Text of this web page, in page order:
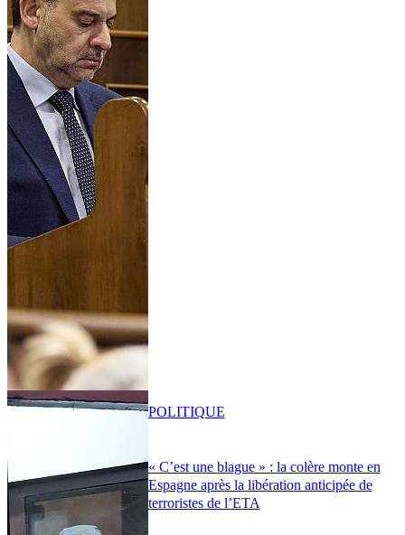
« C’est une blague » : la colère monte en
Espagne après la libération anticipée de
terroristes de l’ETA
POLITIQUE